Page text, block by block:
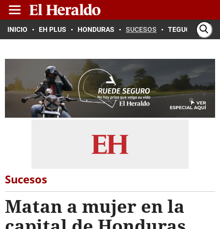
INICIO EH PLUS HONDURAS SUCESOS TEGUCIGALPA
Sucesos
Matan a mujer en la